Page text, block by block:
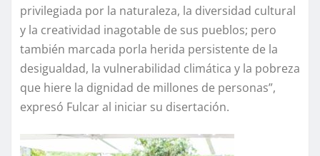
privilegiada por la naturaleza, la diversidad cultural
y la creatividad inagotable de sus pueblos; pero
también marcada porla herida persistente de la
desigualdad, la vulnerabilidad climática y la pobreza
que hiere la dignidad de millones de personas”,
expresó Fulcar al iniciar su disertación.